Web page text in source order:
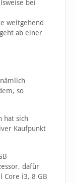
bei
weitgehend
ab einer
so
hat sich
Kaufpunkt
dafür
Core i3, 8 GB